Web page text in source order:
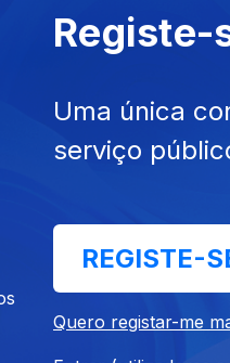
dos antigos castelos de
de Fernando Alves.
programa de prosas leves
Registe-
Uma única
serviço
REGISTE-
Quero registar-me